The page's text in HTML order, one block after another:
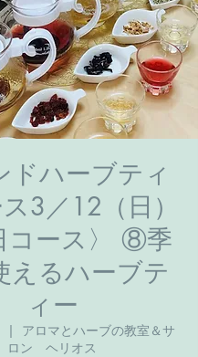
ドハーブティ
3／12（日）
コース〉 ⑧季
えるハーブテ
ィー
  |
アロマとハーブの教室＆サ
ロン ヘリオス